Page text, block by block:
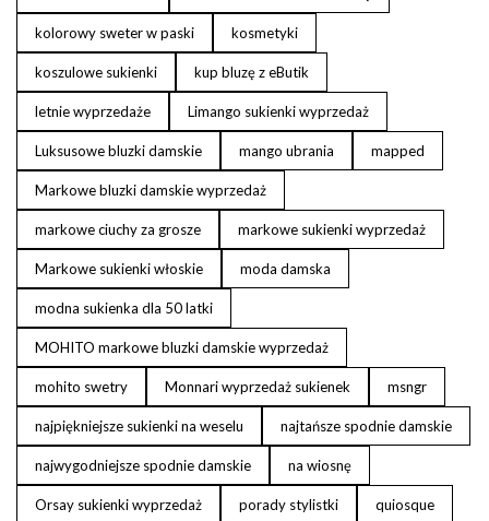
kolorowy sweter w paski kosmetyki
koszulowe sukienki kup bluzę z eButik
letnie wyprzedaże Limango sukienki wyprzedaż
Luksusowe bluzki damskie mango ubrania mapped
Markowe bluzki damskie wyprzedaż
markowe ciuchy za grosze markowe sukienki wyprzedaż
Markowe sukienki włoskie moda damska
modna sukienka dla 50 latki
MOHITO markowe bluzki damskie wyprzedaż
mohito swetry Monnari wyprzedaż sukienek msngr
najpiękniejsze sukienki na weselu najtańsze spodnie damskie
najwygodniejsze spodnie damskie na wiosnę
Orsay sukienki wyprzedaż porady stylistki quiosque